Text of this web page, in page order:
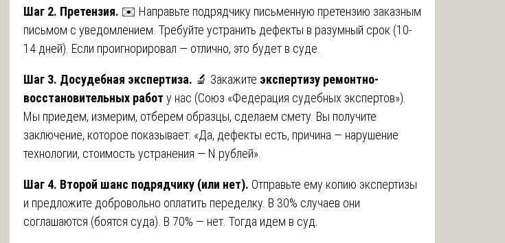
Шаг 2. Претензия. ✉️ Направьте подрядчику письменную претензию заказным
письмом с уведомлением. Требуйте устранить дефекты в разумный срок (10-
14 дней). Если проигнорировал — отлично, это будет в суде.
Шаг 3. Досудебная экспертиза. 🔬 Закажите экспертизу ремонтно-
восстановительных работ у нас (Союз «Федерация судебных экспертов»).
Мы приедем, измерим, отберем образцы, сделаем смету. Вы получите
заключение, которое показывает: «Да, дефекты есть, причина — нарушение
технологии, стоимость устранения — N рублей».
Шаг 4. Второй шанс подрядчику (или нет). Отправьте ему копию экспертизы
и предложите добровольно оплатить переделку. В 30% случаев они
соглашаются (боятся суда). В 70% — нет. Тогда идем в суд.